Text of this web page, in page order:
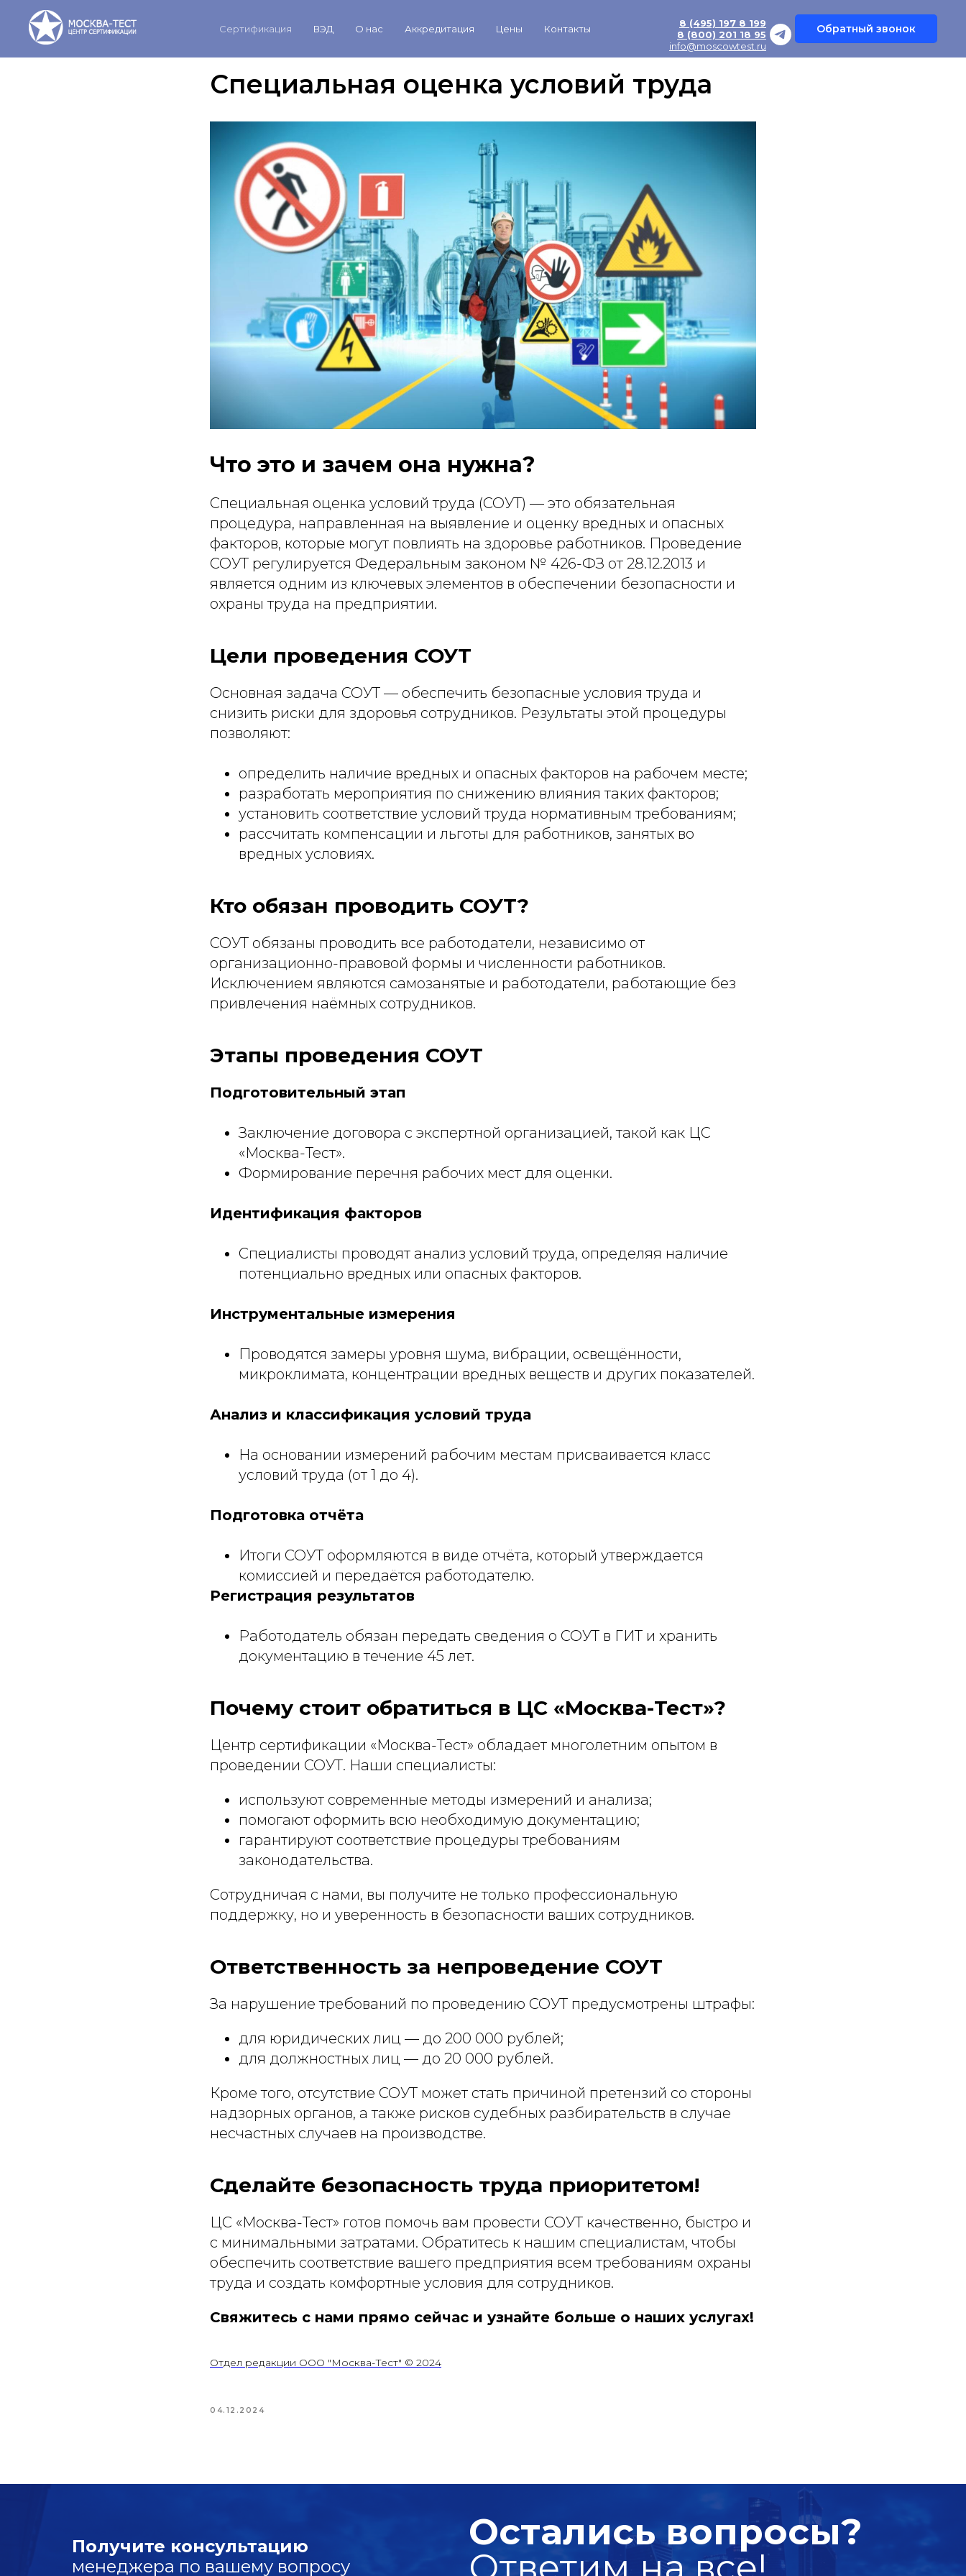
Сертификация ВЭД О нас Аккредитация Цены Контакты
8 (495) 197 8 199
8 (800) 201 18 95
info@moscowtest.ru
Обратный звонок
Специальная оценка условий труда
Что это и зачем она нужна?
Специальная оценка условий труда (СОУТ) — это обязательная
процедура, направленная на выявление и оценку вредных и опасных
факторов, которые могут повлиять на здоровье работников. Проведение
СОУТ регулируется Федеральным законом № 426-ФЗ от 28.12.2013 и
является одним из ключевых элементов в обеспечении безопасности и
охраны труда на предприятии.
Цели проведения СОУТ
Основная задача СОУТ — обеспечить безопасные условия труда и
снизить риски для здоровья сотрудников. Результаты этой процедуры
позволяют:
определить наличие вредных и опасных факторов на рабочем месте;
разработать мероприятия по снижению влияния таких факторов;
установить соответствие условий труда нормативным требованиям;
рассчитать компенсации и льготы для работников, занятых во
вредных условиях.
Кто обязан проводить СОУТ?
СОУТ обязаны проводить все работодатели, независимо от
организационно-правовой формы и численности работников.
Исключением являются самозанятые и работодатели, работающие без
привлечения наёмных сотрудников.
Этапы проведения СОУТ
Подготовительный этап
Заключение договора с экспертной организацией, такой как ЦС
«Москва-Тест».
Формирование перечня рабочих мест для оценки.
Идентификация факторов
Специалисты проводят анализ условий труда, определяя наличие
потенциально вредных или опасных факторов.
Инструментальные измерения
Проводятся замеры уровня шума, вибрации, освещённости,
микроклимата, концентрации вредных веществ и других показателей.
Анализ и классификация условий труда
На основании измерений рабочим местам присваивается класс
условий труда (от 1 до 4).
Подготовка отчёта
Итоги СОУТ оформляются в виде отчёта, который утверждается
комиссией и передаётся работодателю.
Регистрация результатов
Работодатель обязан передать сведения о СОУТ в ГИТ и хранить
документацию в течение 45 лет.
Почему стоит обратиться в ЦС «Москва-Тест»?
Центр сертификации «Москва-Тест» обладает многолетним опытом в
проведении СОУТ. Наши специалисты:
используют современные методы измерений и анализа;
помогают оформить всю необходимую документацию;
гарантируют соответствие процедуры требованиям
законодательства.
Сотрудничая с нами, вы получите не только профессиональную
поддержку, но и уверенность в безопасности ваших сотрудников.
Ответственность за непроведение СОУТ
За нарушение требований по проведению СОУТ предусмотрены штрафы:
для юридических лиц — до 200 000 рублей;
для должностных лиц — до 20 000 рублей.
Кроме того, отсутствие СОУТ может стать причиной претензий со стороны
надзорных органов, а также рисков судебных разбирательств в случае
несчастных случаев на производстве.
Сделайте безопасность труда приоритетом!
ЦС «Москва-Тест» готов помочь вам провести СОУТ качественно, быстро и
с минимальными затратами. Обратитесь к нашим специалистам, чтобы
обеспечить соответствие вашего предприятия всем требованиям охраны
труда и создать комфортные условия для сотрудников.
Свяжитесь с нами прямо сейчас и узнайте больше о наших услугах!
Отдел редакции ООО "Москва-Тест" © 2024
04.12.2024
Остались вопросы?
Получите консультацию
менеджера по вашему вопросу